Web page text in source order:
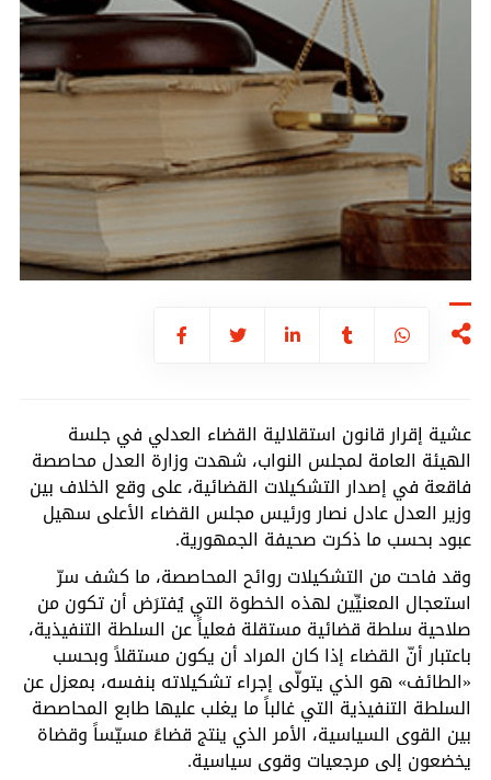
عشية إقرار قانون استقلالية القضاء العدلي في جلسة
الهيئة العامة لمجلس النواب، شهدت وزارة العدل محاصصة
فاقعة في إصدار التشكيلات القضائية، على وقع الخلاف بين
وزير العدل عادل نصار ورئيس مجلس القضاء الأعلى سهيل
عبود بحسب ما ذكرت صحيفة الجمهورية.
وقد فاحت من التشكيلات روائح المحاصصة، ما كشف سرّ
استعجال المعنيِّين لهذه الخطوة التي يُفترَض أن تكون من
صلاحية سلطة قضائية مستقلة فعلياً عن السلطة التنفيذية،
باعتبار أنّ القضاء إذا كان المراد أن يكون مستقلاً وبحسب
«الطائف» هو الذي يتولّى إجراء تشكيلاته بنفسه، بمعزل عن
السلطة التنفيذية التي غالباً ما يغلب عليها طابع المحاصصة
بين القوى السياسية، الأمر الذي ينتج قضاءً مسيّساً وقضاة
يخضعون إلى مرجعيات وقوى سياسية.